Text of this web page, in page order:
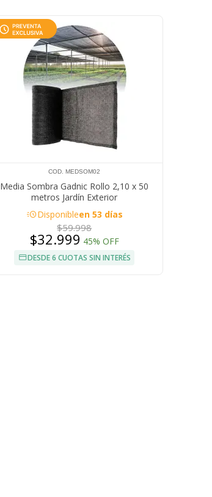
COD. MEDSOM02
Media Sombra Gadnic Rollo 2,10 x 50
metros Jardín Exterior
acuteDisponibleen 53 días
$59.998
$32.999 45% OFF
DESDE 6 CUOTAS SIN INTERÉS